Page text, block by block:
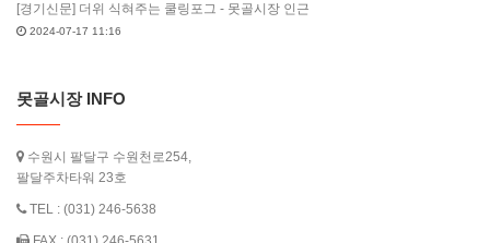
[경기신문] 더위 식혀주는 쿨링포그 - 못골시장 인근
2024-07-17 11:16
못골시장 INFO
수원시 팔달구 수원천로254,
팔달주차타워 23호
TEL : (031) 246-5638